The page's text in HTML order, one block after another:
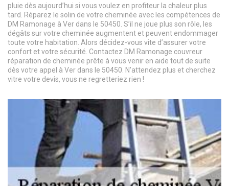
pluie dès aujourd’hui si vous voulez en profiteur la chaleur plus
tard. Réparez le solin de votre cheminée avec les compétences de
DM Ramonage à Ver dans le 50450. S’il ne joue plus son rôle, les
dégâts sur votre cheminée augmentent et peuvent endommager
toute votre habitation. Alors décidez-vous vite d’assurer votre
confort et votre sécurité. Contactez DM Ramonage couvreur
réparation de cheminée prête à vous venir en aide tout de suite
dès votre appel à Ver dans le 50450. N’attendez plus et cherchez
vitre votre devis, vous ne regretteriez rien !